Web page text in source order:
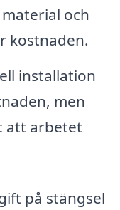
och
kostnaden.
installation
men
att arbetet
på stängsel